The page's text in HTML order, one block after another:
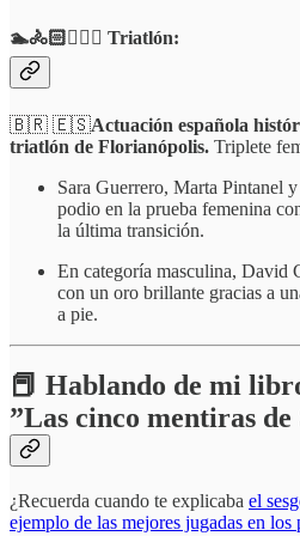
🏊🚴🏻🏃🏻‍♀️ Triatlón:
🇧🇷 🇪🇸Actuación española
triatlón de Florianópolis. Triplete
Sara Guerrero, Marta Pintanel
podio en la prueba femenina
la última transición.
En categoría masculina, David
con un oro brillante gracias a
a pie.
📕 Hablando de mi
”Las cinco mentiras
¿Recuerda cuando te explicaba el
ejemplo de las mejores jugadas en los